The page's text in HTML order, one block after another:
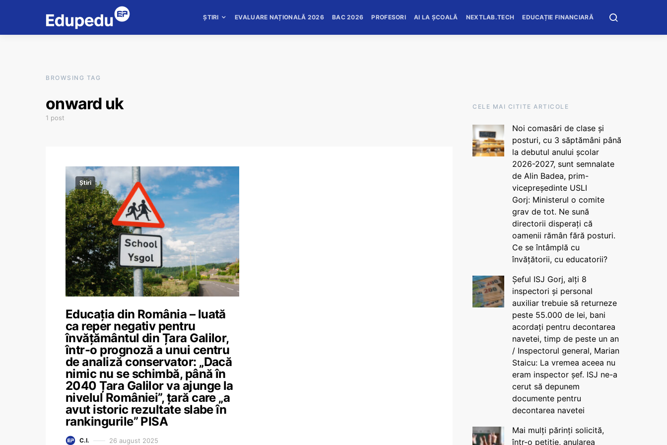
ȘTIRI EVALUARE NAȚIONALĂ 2026 BAC 2026 PROFESORI AI LA ȘCOALĂ NEXTLAB.TECH EDUCAȚIE FINANCIARĂ
BROWSING TAG
onward uk
1 post
Știri
Educația din România – luată
ca reper negativ pentru
învățământul din Țara Galilor,
într-o prognoză a unui centru
de analiză conservator: „Dacă
nimic nu se schimbă, până în
2040 Țara Galilor va ajunge la
nivelul României”, țară care „a
avut istoric rezultate slabe în
rankingurile” PISA
C.I. 26 august 2025
CELE MAI CITITE ARTICOLE
Noi comasări de clase și
posturi, cu 3 săptămâni până
la debutul anului școlar
2026-2027, sunt semnalate
de Alin Badea, prim-
vicepreședinte USLI
Gorj: Ministerul o comite
grav de tot. Ne sună
directorii disperați că
oamenii rămân fără posturi.
Ce se întâmplă cu
învățătorii, cu educatorii?
Șeful ISJ Gorj, alți 8
inspectori și personal
auxiliar trebuie să returneze
peste 55.000 de lei, bani
acordați pentru decontarea
navetei, timp de peste un an
/ Inspectorul general, Marian
Staicu: La vremea aceea nu
eram inspector șef. ISJ ne-a
cerut să depunem
documente pentru
decontarea navetei
Mai mulți părinți solicită,
într-o petiție, anularea